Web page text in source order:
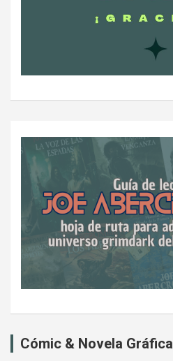
Cómic & Novela Gráfica